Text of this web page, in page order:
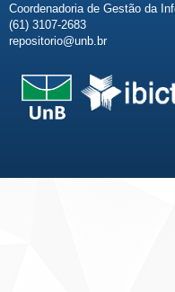
Coordenadoria de Gestão da
(61) 3107-2683
repositorio@unb.br